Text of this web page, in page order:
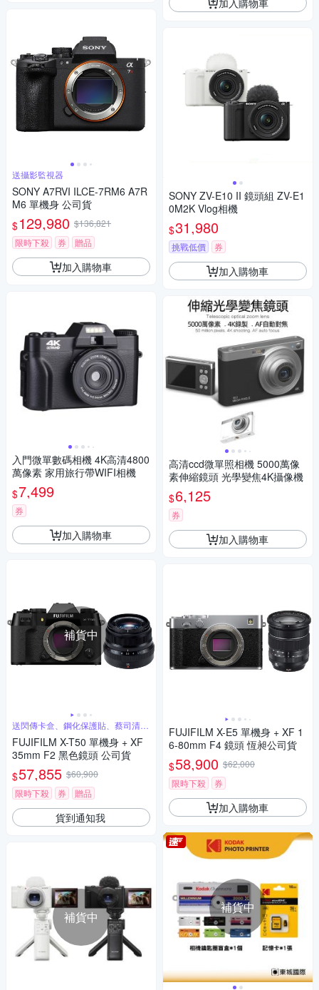
送攝影監視器
SONY A7RVI ILCE-7RM6 A7R
M6 單機身 公司貨
$129,980 $136,821
限時下殺
券 贈品
加入購物車
入門微單數碼相機 4K高清4800
萬像素 家用旅行帶WIFI相機
$7,499
券
加入購物車
補貨中
送閃傳卡盒、鋼化保護貼、蔡司清潔
噴霧組
FUJIFILM X-T50 單機身 + XF
35mm F2 黑色鏡頭 公司貨
$57,855 $60,900
限時下殺
券 贈品
貨到通知我
補貨中
SONY ZV-E10 II 鏡頭組 ZV-E1
0M2K Vlog相機
$31,980
挑戰低價 券
加入購物車
高清ccd微單照相機 5000萬像
素伸縮鏡頭 光學變焦4K攝像機
$6,125
券
加入購物車
FUJIFILM X-E5 單機身 + XF 1
6-80mm F4 鏡頭 恆昶公司貨
$58,900 $62,000
限時下殺
券
加入購物車
補貨中